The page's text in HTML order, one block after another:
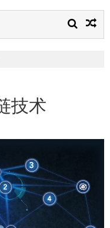
技术